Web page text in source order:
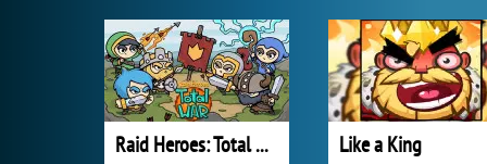
Raid Heroes: Total War Like a King